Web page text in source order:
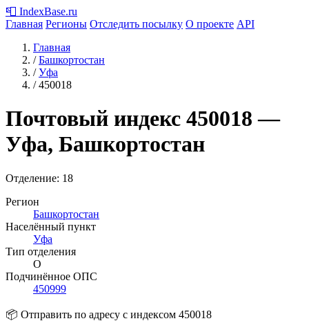
📮 IndexBase.ru
Главная Регионы Отследить посылку О проекте API
Главная
/ Башкортостан
/ Уфа
/ 450018
Почтовый индекс 450018 —
Уфа, Башкортостан
Отделение: 18
Регион
Башкортостан
Населённый пункт
Уфа
Тип отделения
О
Подчинённое ОПС
450999
📦 Отправить по адресу с индексом 450018